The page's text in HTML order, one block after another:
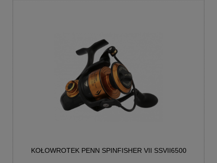
KOŁOWROTEK PENN SPINFISHER VII SSVII6500